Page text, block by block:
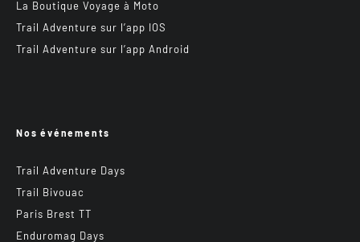
La Boutique Voyage à Moto
Trail Adventure sur l’app IOS
Trail Adventure sur l’app Android
Nos événements
Trail Adventure Days
Trail Bivouac
Paris Brest TT
Enduromag Days